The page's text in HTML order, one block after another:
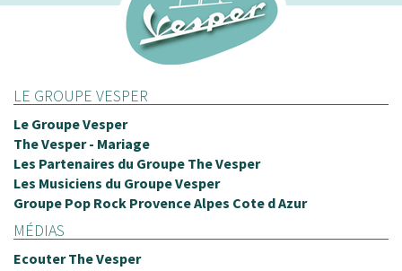
LE GROUPE VESPER
Le Groupe Vesper
The Vesper - Mariage
Les Partenaires du Groupe The Vesper
Les Musiciens du Groupe Vesper
Groupe Pop Rock Provence Alpes Cote d Azur
MÉDIAS
Ecouter The Vesper